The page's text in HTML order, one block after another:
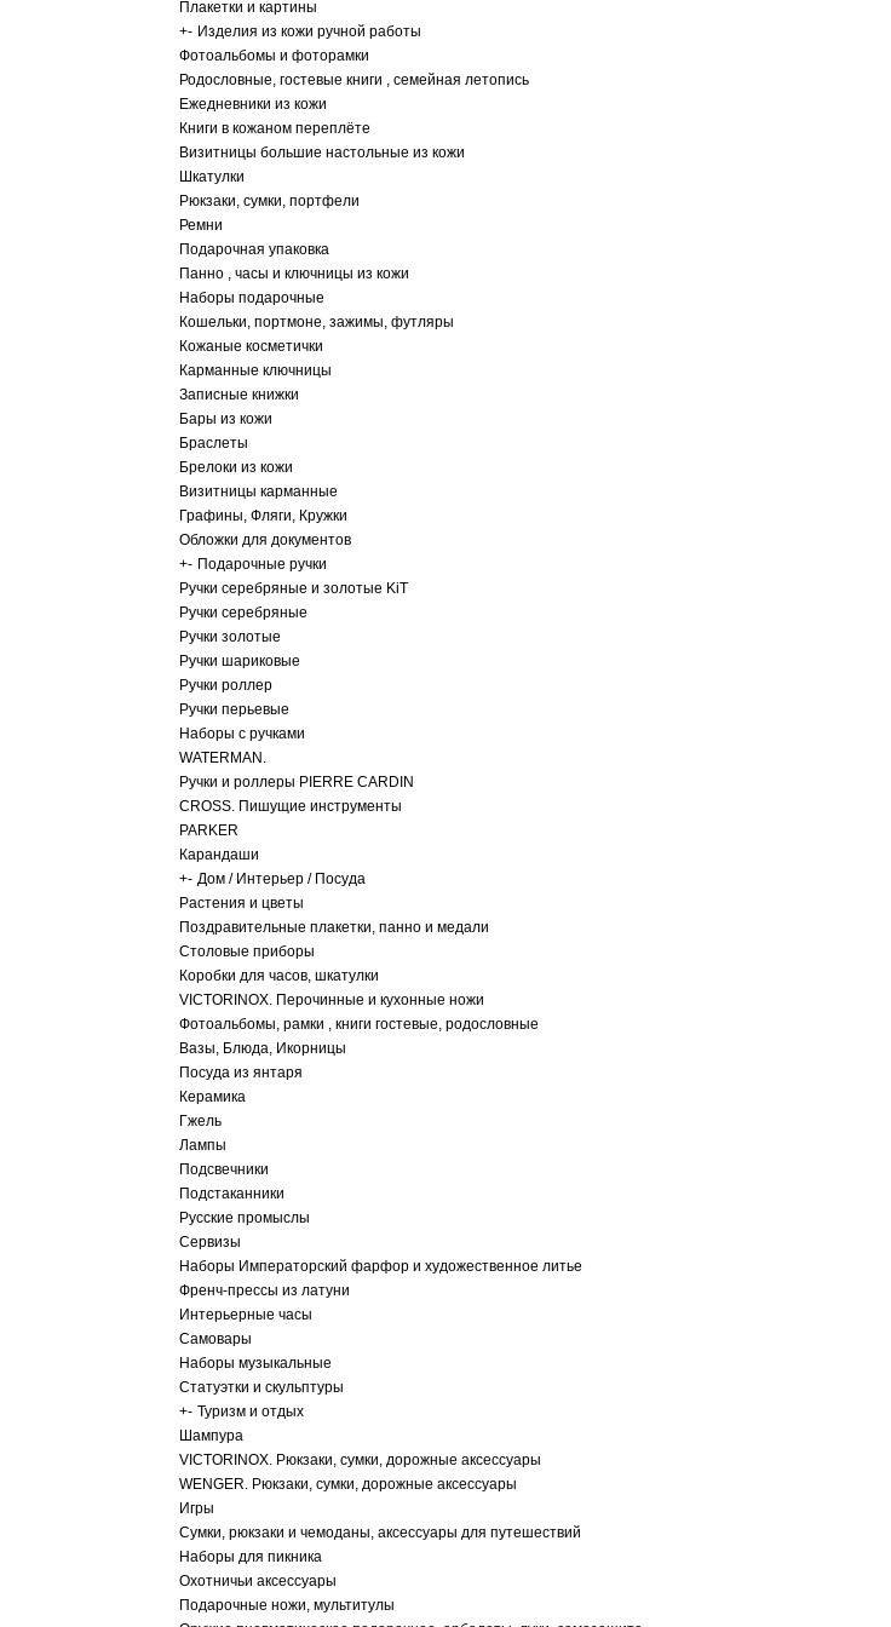
Плакетки и картины
+- Изделия из кожи ручной работы
Фотоальбомы и фоторамки
Родословные, гостевые книги , семейная летопись
Ежедневники из кожи
Книги в кожаном переплёте
Визитницы большие настольные из кожи
Шкатулки
Рюкзаки, сумки, портфели
Ремни
Подарочная упаковка
Панно , часы и ключницы из кожи
Наборы подарочные
Кошельки, портмоне, зажимы, футляры
Кожаные косметички
Карманные ключницы
Записные книжки
Бары из кожи
Браслеты
Брелоки из кожи
Визитницы карманные
Графины, Фляги, Кружки
Обложки для документов
+- Подарочные ручки
Ручки серебряные и золотые KiT
Ручки серебряные
Ручки золотые
Ручки шариковые
Ручки роллер
Ручки перьевые
Наборы с ручками
WATERMAN.
Ручки и роллеры PIERRE CARDIN
CROSS. Пишущие инструменты
PARKER
Карандаши
+- Дом / Интерьер / Посуда
Растения и цветы
Поздравительные плакетки, панно и медали
Столовые приборы
Коробки для часов, шкатулки
VICTORINOX. Перочинные и кухонные ножи
Фотоальбомы, рамки , книги гостевые, родословные
Вазы, Блюда, Икорницы
Посуда из янтаря
Керамика
Гжель
Лампы
Подсвечники
Подстаканники
Русские промыслы
Сервизы
Наборы Императорский фарфор и художественное литье
Френч-прессы из латуни
Интерьерные часы
Самовары
Наборы музыкальные
Статуэтки и скульптуры
+- Туризм и отдых
Шампура
VICTORINOX. Рюкзаки, сумки, дорожные аксессуары
WENGER. Рюкзаки, сумки, дорожные аксессуары
Игры
Сумки, рюкзаки и чемоданы, аксессуары для путешествий
Наборы для пикника
Охотничьи аксессуары
Подарочные ножи, мультитулы